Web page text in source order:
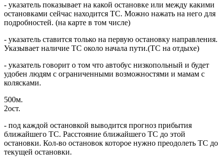
- указатель показывает на какой остановке или между какими
остановками сейчас находится ТС. Можно нажать на него для
подробностей. (на карте в том числе)
- указатель ставится только на первую остановку направления.
Указывает наличие ТС около начала пути.(ТС на отдыхе)
- указатель говорит о том что автобус низкопольный и будет
удобен людям с ограниченными возможностями и мамам с
колясками.
500м.
2ост.
- под каждой остановкой выводится прогноз прибытия
ближайшего ТС. Расстояние ближайшего ТС до этой
остановки. Кол-во остановок которое нужно преодолеть ТС до
текущей остановки.